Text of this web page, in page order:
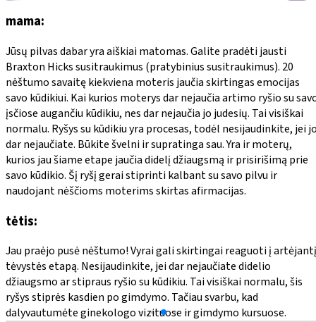
mama:
Jūsų pilvas dabar yra aiškiai matomas. Galite pradėti jausti
Braxton Hicks susitraukimus (pratybinius susitraukimus). 20
nėštumo savaitę kiekviena moteris jaučia skirtingas emocijas
savo kūdikiui. Kai kurios moterys dar nejaučia artimo ryšio su
įsčiose augančiu kūdikiu, nes dar nejaučia jo judesių. Tai visiškai
normalu. Ryšys su kūdikiu yra procesas, todėl nesijaudinkite, jei
dar nejaučiate. Būkite švelni ir supratinga sau. Yra ir moterų,
kurios jau šiame etape jaučia didelį džiaugsmą ir prisirišimą prie
savo kūdikio. Šį ryšį gerai stiprinti kalbant su savo pilvu ir
naudojant nėščioms moterims skirtas afirmacijas.
tėtis:
Jau praėjo pusė nėštumo! Vyrai gali skirtingai reaguoti į artėjantį
tėvystės etapą. Nesijaudinkite, jei dar nejaučiate didelio
džiaugsmo ar stipraus ryšio su kūdikiu. Tai visiškai normalu, šis
ryšys stiprės kasdien po gimdymo. Tačiau svarbu, kad
dalyvautumėte ginekologo vizituose ir gimdymo kursuose.